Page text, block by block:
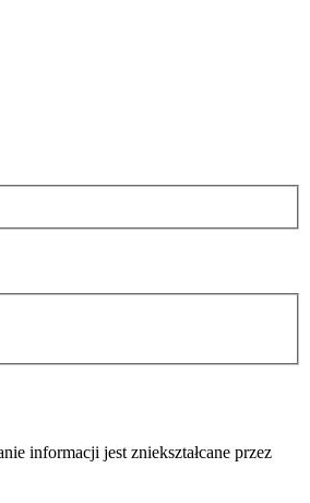
informacji jest zniekształcane przez